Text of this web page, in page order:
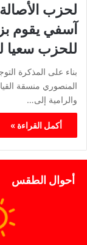
لحزب
آسفي يقوم
للحزب سعيا
بناء على المذكرة
المنصوري منسقة
والرامية إلى…
أكمل القراءة »
أحوال الطقس